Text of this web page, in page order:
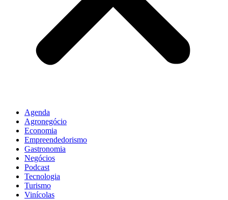
Agenda
Agronegócio
Economia
Empreendedorismo
Gastronomia
Negócios
Podcast
Tecnologia
Turismo
Vinícolas